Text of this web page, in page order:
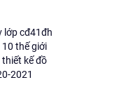
lớp cđ41đh
thế giới
kế đồ
2021